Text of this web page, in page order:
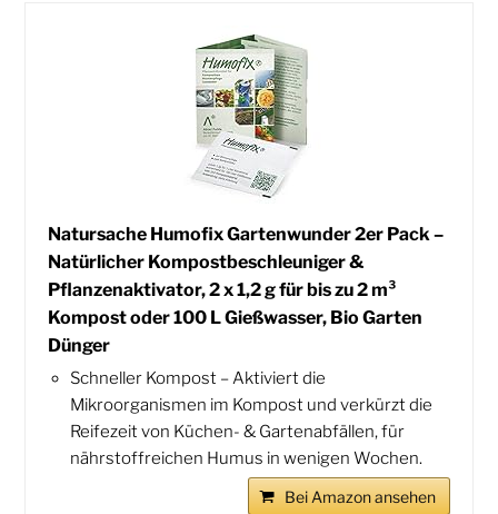
Natursache Humofix Gartenwunder 2er Pack –
Natürlicher Kompostbeschleuniger &
Pflanzenaktivator, 2 x 1,2 g für bis zu 2 m³
Kompost oder 100 L Gießwasser, Bio Garten
Dünger
Schneller Kompost – Aktiviert die
Mikroorganismen im Kompost und verkürzt die
Reifezeit von Küchen- & Gartenabfällen, für
nährstoffreichen Humus in wenigen Wochen.
Bei Amazon ansehen